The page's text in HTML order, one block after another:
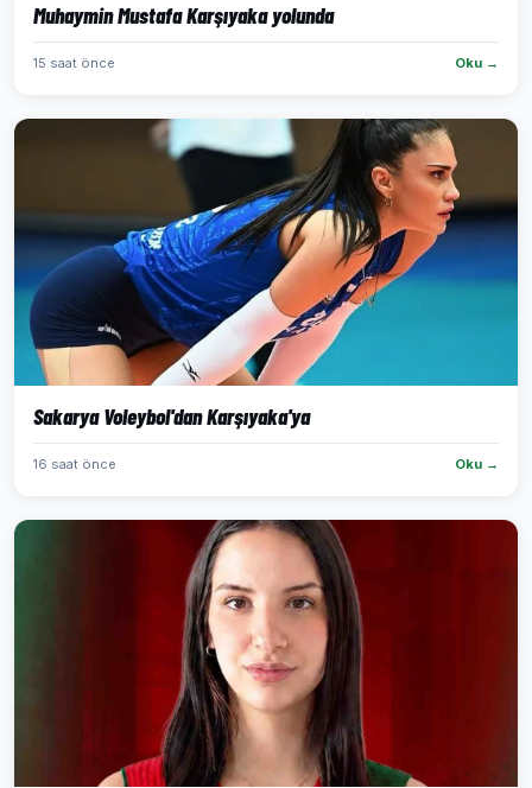
Muhaymin Mustafa Karşıyaka yolunda
15 saat önce Oku →
Sakarya Voleybol'dan Karşıyaka'ya
16 saat önce Oku →